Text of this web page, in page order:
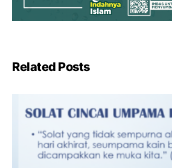
Related Posts